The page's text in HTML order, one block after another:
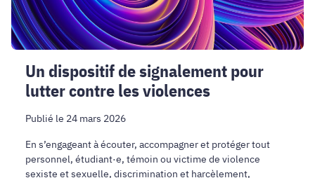
violences
Un dispositif de signalement pour
lutter contre les violences
Publié le 24 mars 2026
En s’engageant à écouter, accompagner et protéger tout
personnel, étudiant·e, témoin ou victime de violence
sexiste et sexuelle, discrimination et harcèlement,